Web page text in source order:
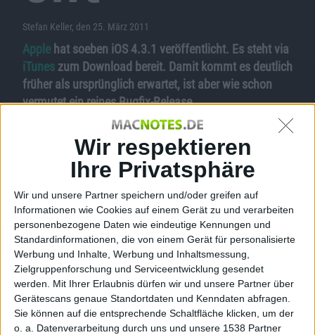
Wir respektieren
Ihre Privatsphäre
Wir und unsere Partner speichern und/oder greifen auf
Informationen wie Cookies auf einem Gerät zu und verarbeiten
personenbezogene Daten wie eindeutige Kennungen und
Standardinformationen, die von einem Gerät für personalisierte
Werbung und Inhalte, Werbung und Inhaltsmessung,
Zielgruppenforschung und Serviceentwicklung gesendet
werden.
Mit Ihrer Erlaubnis dürfen wir und unsere Partner über
Gerätescans genaue Standortdaten und Kenndaten abfragen.
Sie können auf die entsprechende Schaltfläche klicken, um der
o. a. Datenverarbeitung durch uns und unsere 1538 Partner
Stefan Keller, den 25. März 2011
Apple hat soeben iOS 4.3.1 veröffentlicht. Es steht via
iTunes zum Download bereit. Damit kommt es deutlich
früher als ursprünglich erwartet, ist aber wie schon
vermutet ein reines Bugfix-Release.
Konkret beschreibtAppledie Änderungen mit dem
Beheben sporadisch auftretender Grafikfehler beim
iPod touch 4G; Lösungen für Probleme beim
Aktivieren von und Verbinden mit einigen mobilen
Netzwerken; Beheben des Bildschirmflimmerns bei
einigen TV-Geräten unter Verwendung des Apple
Digital AV Adapters sowie die Lösung eines Problems
bei der Authentifizierung mit einigen Webdiensten für
Unternehmen.
Das Update ist geeignet füriPhone4 (GSM), iPhone
3GS;iPad2 und iPad sowie iPod touch 4G und 3G.
Eigentlich wardie Aktualisierungerst für einen